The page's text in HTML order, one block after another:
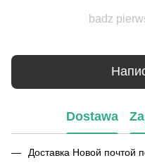
badz
Dostawa
Доставка Новой почтой